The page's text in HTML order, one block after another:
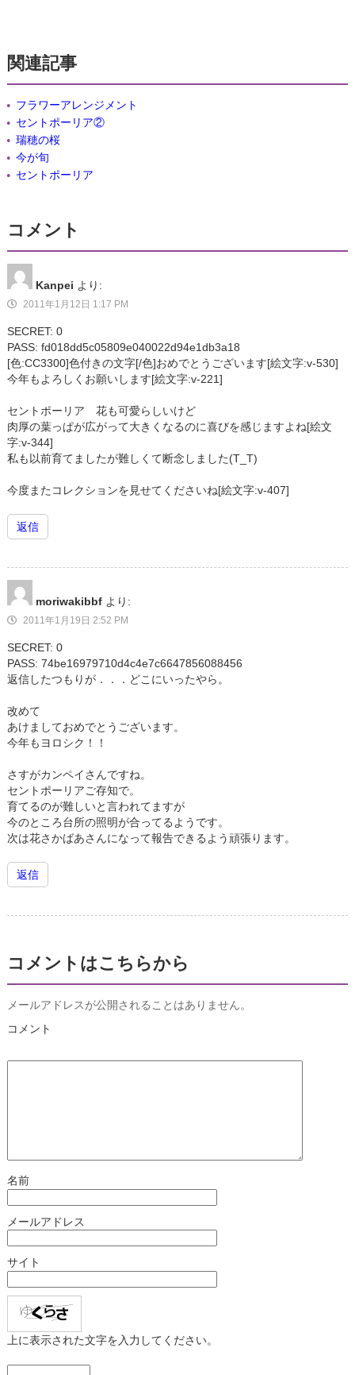
関連記事
フラワーアレンジメント
セントポーリア②
瑞穂の桜
今が旬
セントポーリア
コメント
Kanpei より:
2011年1月12日 1:17 PM
SECRET: 0
PASS: fd018dd5c05809e040022d94e1db3a18
[色:CC3300]色付きの文字[/色]おめでとうございます[絵文字:v-530]
今年もよろしくお願いします[絵文字:v-221]
セントポーリア 花も可愛らしいけど
肉厚の葉っぱが広がって大きくなるのに喜びを感じますよね[絵文
字:v-344]
私も以前育てましたが難しくて断念しました(T_T)
今度またコレクションを見せてくださいね[絵文字:v-407]
返信
moriwakibbf より:
2011年1月19日 2:52 PM
SECRET: 0
PASS: 74be16979710d4c4e7c6647856088456
返信したつもりが．．．どこにいったやら。
改めて
あけましておめでとうございます。
今年もヨロシク！！
さすがカンペイさんですね。
セントポーリアご存知で。
育てるのが難しいと言われてますが
今のところ台所の照明が合ってるようです。
次は花さかばあさんになって報告できるよう頑張ります。
返信
コメントはこちらから
メールアドレスが公開されることはありません。
コメント
名前
メールアドレス
サイト
上に表示された文字を入力してください。